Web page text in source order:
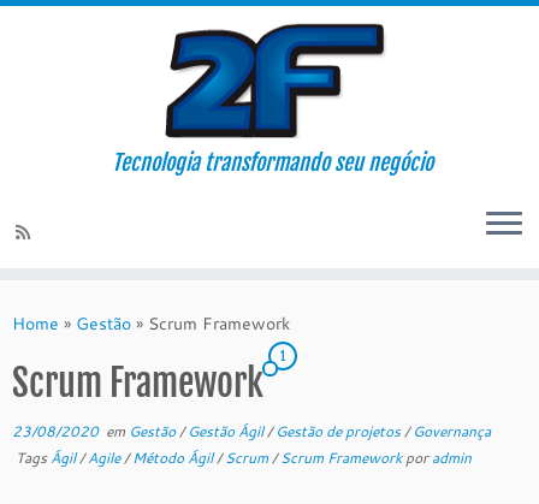
Tecnologia transformando seu negócio
Home » Gestão » Scrum Framework
Scrum Framework
1
23/08/2020em Gestão/Gestão Ágil/Gestão de projetos/Governança
Tags Ágil/Agile/Método Ágil/Scrum/Scrum Frameworkporadmin